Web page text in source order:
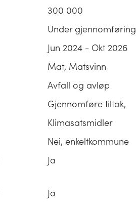
300 000
Under gjennomføring
Jun 2024 - Okt 2026
Mat, Matsvinn
Avfall og avløp
Gjennomføre tiltak,
Klimasatsmidler
Nei, enkeltkommune
Ja
Ja